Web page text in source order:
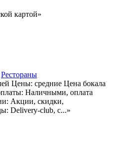
картой»
Рестораны
Цены: средние Цена бокала
Наличными, оплата
Акции, скидки,
Delivery-club, с...»